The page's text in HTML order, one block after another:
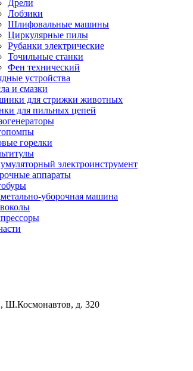
Дрели
Лобзики
Шлифовальные машины
Циркулярные пилы
Рубанки электрические
Точильные станки
Фен технический
устройства
и смазки
для стрижки животных
для пильных цепей
горелки
электроинструмент
аппараты
уборочная машина
Ш.Космонавтов, д. 320